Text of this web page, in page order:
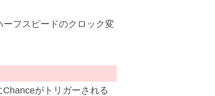
フスピードのクロック変
がトリガーされる